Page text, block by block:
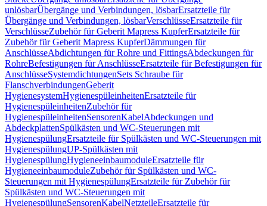
unlösbarÜbergänge und Verbindungen, lösbarErsatzteile für
Übergänge und Verbindungen, lösbarVerschlüsseErsatzteile für
VerschlüsseZubehör für Geberit Mapress KupferErsatzteile für
Zubehör für Geberit Mapress KupferDämmungen für
AnschlüsseAbdichtungen für Rohre und FittingsAbdeckungen für
RohreBefestigungen für AnschlüsseErsatzteile für Befestigungen für
AnschlüsseSystemdichtungenSets Schraube für
FlanschverbindungenGeberit
HygienesystemHygienespüleinheitenErsatzteile für
HygienespüleinheitenZubehör für
HygienespüleinheitenSensorenKabelAbdeckungen und
AbdeckplattenSpülkästen und WC-Steuerungen mit
HygienespülungErsatzteile für Spülkästen und WC-Steuerungen mit
HygienespülungUP-Spülkästen mit
HygienespülungHygieneeinbaumoduleErsatzteile für
HygieneeinbaumoduleZubehör für Spülkästen und WC-
Steuerungen mit HygienespülungErsatzteile für Zubehör für
Spülkästen und WC-Steuerungen mit
HygienespülungSensorenKabelNetzteileErsatzteile für